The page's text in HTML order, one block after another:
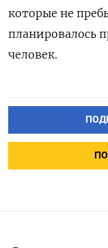
которые не
планировалось
человек.